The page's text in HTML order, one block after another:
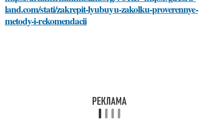
land.com/stati/zakrepit-lyubuyu-zakolku-proverennye-
metody-i-rekomendacii